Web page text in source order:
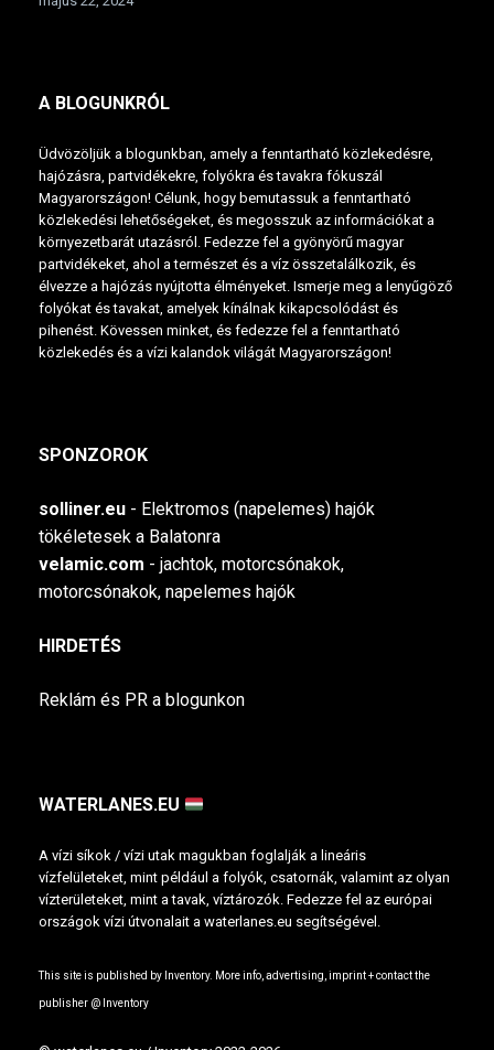
A BLOGUNKRÓL
Üdvözöljük a blogunkban, amely a fenntartható közlekedésre,
hajózásra, partvidékekre, folyókra és tavakra fókuszál
Magyarországon! Célunk, hogy bemutassuk a fenntartható
közlekedési lehetőségeket, és megosszuk az információkat a
környezetbarát utazásról. Fedezze fel a gyönyörű magyar
partvidékeket, ahol a természet és a víz összetalálkozik, és
élvezze a hajózás nyújtotta élményeket. Ismerje meg a lenyűgöző
folyókat és tavakat, amelyek kínálnak kikapcsolódást és
pihenést. Kövessen minket, és fedezze fel a fenntartható
közlekedés és a vízi kalandok világát Magyarországon!
SPONZOROK
solliner.eu - Elektromos (napelemes) hajók
tökéletesek a Balatonra
velamic.com - jachtok, motorcsónakok,
motorcsónakok, napelemes hajók
HIRDETÉS
Reklám és PR a blogunkon
WATERLANES.EU
A vízi síkok / vízi utak magukban foglalják a lineáris
vízfelületeket, mint például a folyók, csatornák, valamint az olyan
vízterületeket, mint a tavak, víztározók. Fedezze fel az európai
országok vízi útvonalait a waterlanes.eu segítségével.
This site is published by Inventory. More info, advertising, imprint + contact the
publisher @ Inventory